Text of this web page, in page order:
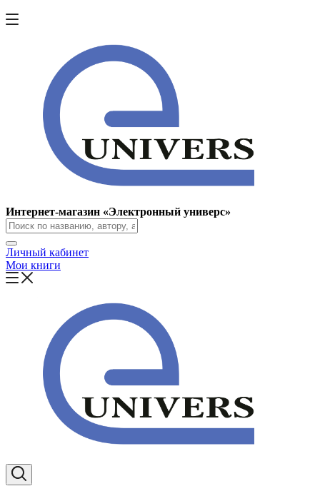
Интернет-магазин «Электронный универс»
Личный кабинет
Мои книги